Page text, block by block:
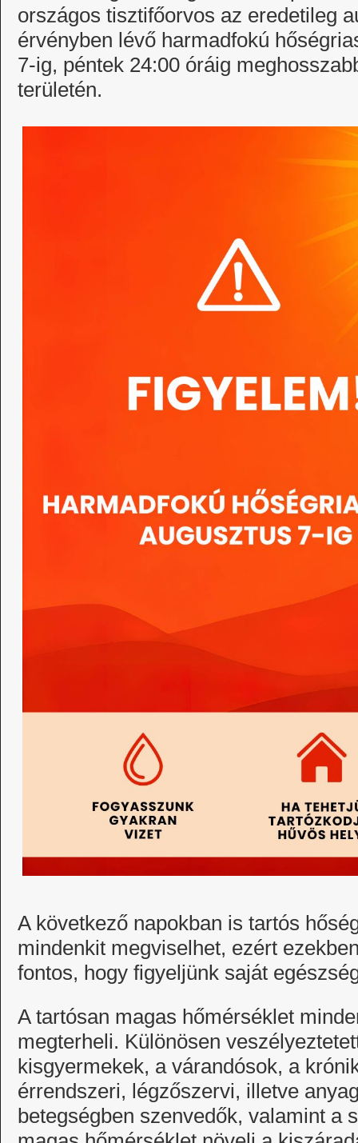
országos tisztifőorvos az eredetileg
érvényben lévő harmadfokú
7-ig, péntek 24:00 óráig
területén.
A következő napokban is tartós
mindenkit megviselhet, ezért
fontos, hogy figyeljünk saját
A tartósan magas hőmérséklet
megterheli. Különösen
kisgyermekek, a várandósok, a
érrendszeri, légzőszervi, illetve
betegségben szenvedők, valamint a